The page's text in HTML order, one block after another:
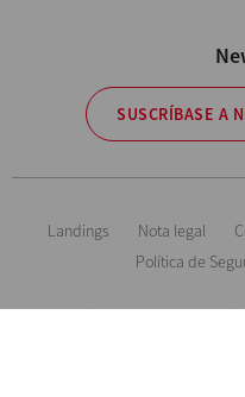
SUSCRÍBASE A
Landings Nota legal
Política de
Información orientativa.